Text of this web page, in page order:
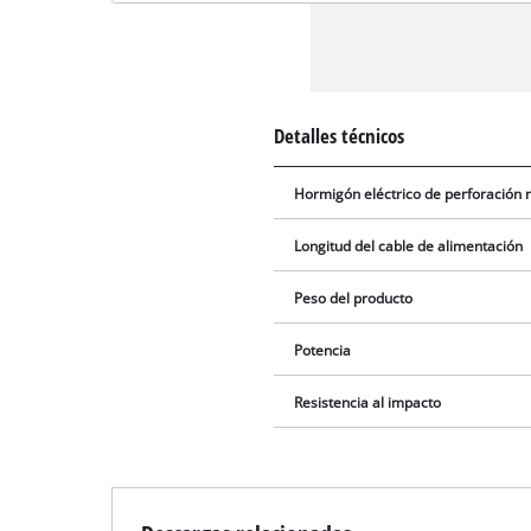
Detalles técnicos
Hormigón eléctrico de perforación
Longitud del cable de alimentación
Peso del producto
Potencia
Resistencia al impacto